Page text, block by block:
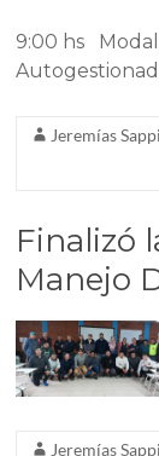
9:00 hs
Jeremías
Finalizó
Manejo
Jeremías